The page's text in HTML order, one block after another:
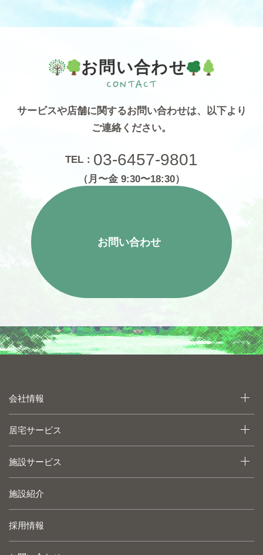
お問い合わせ
サービスや店舗に関するお問い合わせは、
以下より
ご連絡ください。
TEL： 03-6457-9801
（月〜金 9:30〜18:30）
お問い合わせ
会社情報
居宅サービス
施設サービス
施設紹介
採用情報